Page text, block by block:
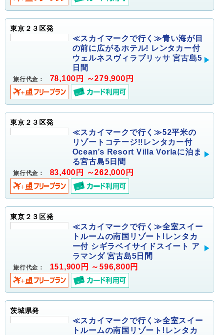
東京２３区発
≪スカイマークで行く≫青い海が目
の前に広がるホテル! レンタカー付
ウェルネスヴィラブリッサ 宮古島5
日間
旅行代金： 78,100円 ～279,900円
東京２３区発
≪スカイマークで行く≫52平米の
リゾートコテージ!!レンタカー付
Ocean’s Resort Villa Vorlaに泊ま
る宮古島5日間
旅行代金： 83,400円 ～262,000円
東京２３区発
≪スカイマークで行く≫全室スイー
トルームの南国リゾート!レンタカ
ー付 シギラベイサイドスイート ア
ラマンダ 宮古島5日間
旅行代金： 151,900円 ～596,800円
茨城県発
≪スカイマークで行く≫全室スイー
トルームの南国リゾート!レンタカ